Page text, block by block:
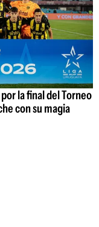
la final del Torneo
con su magia